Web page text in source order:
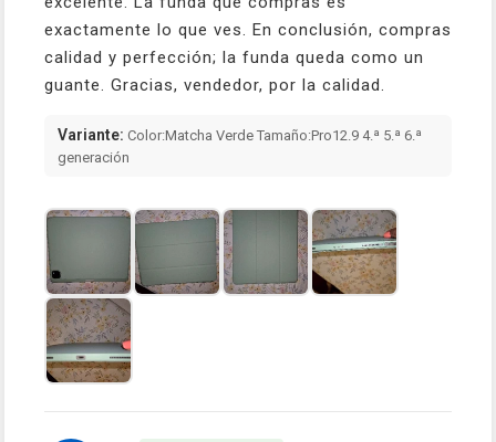
exactamente lo que ves. En conclusión, compras
calidad y perfección; la funda queda como un
guante. Gracias, vendedor, por la calidad.
Variante: Color:Matcha Verde Tamaño:Pro12.9 4.ª 5.ª 6.ª
generación